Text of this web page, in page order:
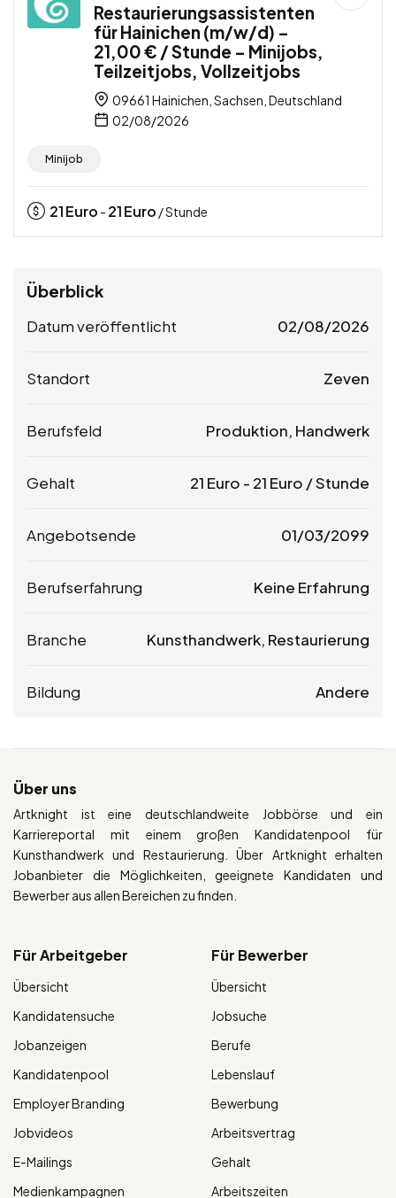
Restaurierungsassistenten
für Hainichen (m/w/d) –
21,00 € / Stunde – Minijobs,
Teilzeitjobs, Vollzeitjobs
09661 Hainichen, Sachsen, Deutschland
02/08/2026
Minijob
21Euro - 21Euro / Stunde
Überblick
Datum veröffentlicht 02/08/2026
Standort Zeven
Berufsfeld Produktion, Handwerk
Gehalt 21 Euro - 21 Euro / Stunde
Angebotsende 01/03/2099
Berufserfahrung Keine Erfahrung
Branche Kunsthandwerk, Restaurierung
Bildung Andere
Über uns
Artknight ist eine deutschlandweite Jobbörse und ein
Karriereportal mit einem großen Kandidatenpool für
Kunsthandwerk und Restaurierung. Über Artknight erhalten
Jobanbieter die Möglichkeiten, geeignete Kandidaten und
Bewerber aus allen Bereichen zu finden.
Für Arbeitgeber
Übersicht
Kandidatensuche
Jobanzeigen
Kandidatenpool
Employer Branding
Jobvideos
E-Mailings
Medienkampagnen
Für Bewerber
Übersicht
Jobsuche
Berufe
Lebenslauf
Bewerbung
Arbeitsvertrag
Gehalt
Arbeitszeiten